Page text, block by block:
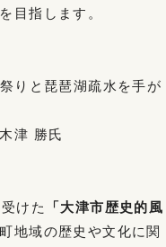
目指します。
りと琵琶湖疏水を手が
津 勝氏
けた
「大津市歴史的風
地域の歴史や文化に関